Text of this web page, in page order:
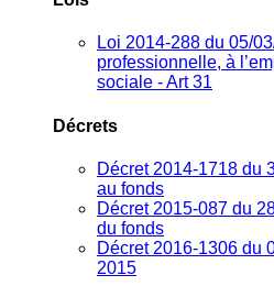
Loi 2014-288 du 05/
professionnelle, à
sociale - Art 31
Décrets
Décret 2014-1718 du
au fonds
Décret 2015-087 du
du fonds
Décret 2016-1306 du
2015